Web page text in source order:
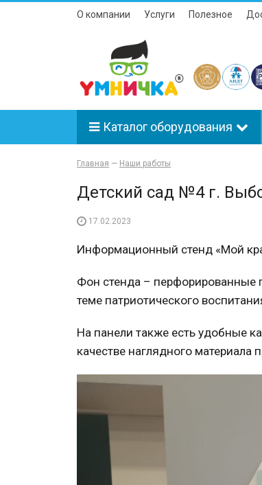
О компании Услуги Полезное
Каталог оборудования
Главная — Наши работы
Детский сад №4 г.
17.02.2023
Информационный стенд «Мой
Фон стенда –
теме патриотического
На панели также есть удобные
качестве наглядного материала